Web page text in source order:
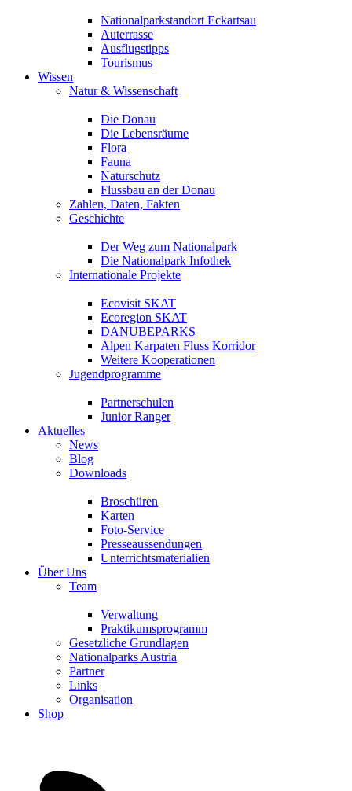
Nationalparkstandort Eckartsau
Auterrasse
Ausflugstipps
Tourismus
Wissen
Natur & Wissenschaft
Die Donau
Die Lebensräume
Flora
Fauna
Naturschutz
Flussbau an der Donau
Zahlen, Daten, Fakten
Geschichte
Der Weg zum Nationalpark
Die Nationalpark Infothek
Internationale Projekte
Ecovisit SKAT
Ecoregion SKAT
DANUBEPARKS
Alpen Karpaten Fluss Korridor
Weitere Kooperationen
Jugendprogramme
Partnerschulen
Junior Ranger
Aktuelles
News
Blog
Downloads
Broschüren
Karten
Foto-Service
Presseaussendungen
Unterrichtsmaterialien
Über Uns
Team
Verwaltung
Praktikumsprogramm
Gesetzliche Grundlagen
Nationalparks Austria
Partner
Links
Organisation
Shop